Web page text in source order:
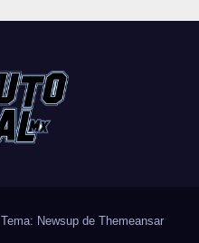
Tema: Newsup de Themeansar